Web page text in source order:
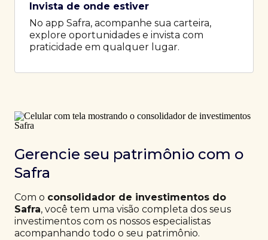
Invista de onde estiver
No app Safra, acompanhe sua carteira,
explore oportunidades e invista com
praticidade em qualquer lugar.
Gerencie seu patrimônio com o
Safra
Com o consolidador de investimentos do
Safra, você tem uma visão completa dos seus
investimentos com os nossos especialistas
acompanhando todo o seu patrimônio.